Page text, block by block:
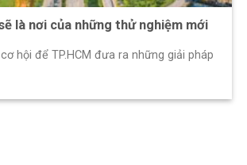
là nơi của những thử nghiệm mới
hội để TP.HCM đưa ra những giải pháp